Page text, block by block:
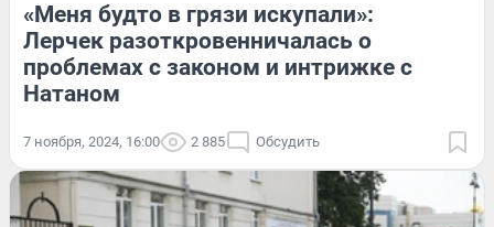
«Меня будто в грязи искупали»:
Лерчек разоткровенничалась о
проблемах с законом и интрижке с
Натаном
7 ноября, 2024, 16:00 2 885 Обсудить